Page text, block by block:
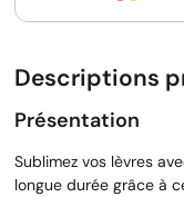
Descriptions
Présentation
Sublimez vos lèvres
longue durée grâce à